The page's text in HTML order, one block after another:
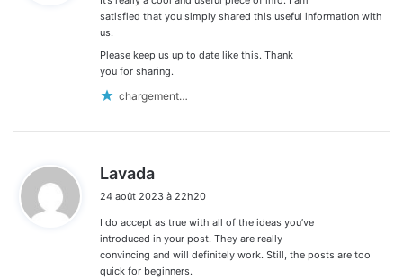
:
satisfied that you simply shared this useful information with
us.
Please keep us up to date like this. Thank
you for sharing.
chargement…
Lavada
t
:
24 août 2023 à 22h20
I do accept as true with all of the ideas you’ve
introduced in your post. They are really
convincing and will definitely work. Still, the posts are too
quick for beginners.